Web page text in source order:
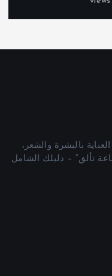
بالبشرة والشعر،
تألق” – دليلك الشامل